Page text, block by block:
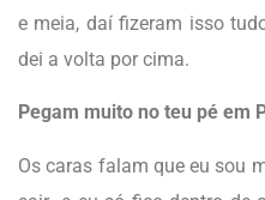
e meia, daí fizeram isso
dei a volta por cima.
Pegam muito no teu pé em
Os caras falam que eu sou